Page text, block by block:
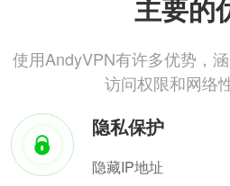
主要的
使用AndyVPN有许多优势，
访问权限和网络
隐私保护
隐藏IP地址